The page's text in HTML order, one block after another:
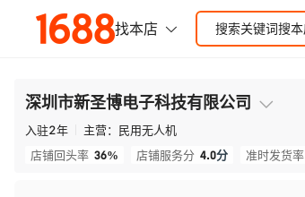
深圳市新圣博电子科技有限公司
入驻2年 主营： 民用无人机
店铺回头率 36% 店铺服务分 4.0分 准时发货率